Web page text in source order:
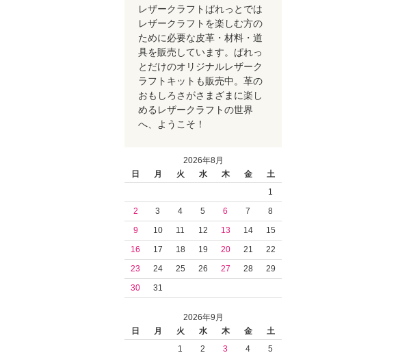
レザークラフトぱれっとでは
レザークラフトを楽しむ方の
ために必要な皮革・材料・道
具を販売しています。ぱれっ
とだけのオリジナルレザーク
ラフトキットも販売中。革の
おもしろさがさまざまに楽し
めるレザークラフトの世界
へ、ようこそ！
2026年8月
日
月 火 水 木 金
土
1
2
3 4 5 6 7
8
9
10 11 12 13 14
15
16
17 18 19 20 21
22
23
24 25 26 27 28
29
30
31
2026年9月
日
月 火 水 木 金
土
1
2 3 4
5